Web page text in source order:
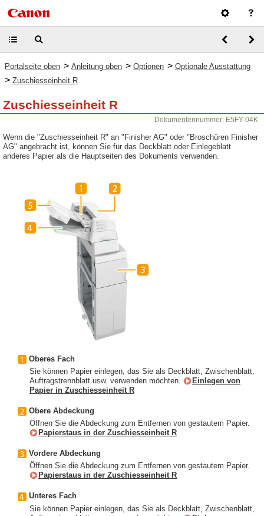
Portalseite oben > Anleitung oben > Optionen > Optionale Ausstattung
> Zuschiesseinheit R
Zuschiesseinheit R
Dokumentennummer: E5FY-04K
Wenn die "Zuschiesseinheit R" an "Finisher AG" oder "Broschüren Finisher
AG" angebracht ist, können Sie für das Deckblatt oder Einlegeblatt
anderes Papier als die Hauptseiten des Dokuments verwenden.
Oberes Fach
Sie können Papier einlegen, das Sie als Deckblatt, Zwischenblatt,
Auftragstrennblatt usw. verwenden möchten.
Einlegen von
Papier in Zuschiesseinheit R
Obere Abdeckung
Öffnen Sie die Abdeckung zum Entfernen von gestautem Papier.
Papierstaus in der Zuschiesseinheit R
Vordere Abdeckung
Öffnen Sie die Abdeckung zum Entfernen von gestautem Papier.
Papierstaus in der Zuschiesseinheit R
Unteres Fach
Sie können Papier einlegen, das Sie als Deckblatt, Zwischenblatt,